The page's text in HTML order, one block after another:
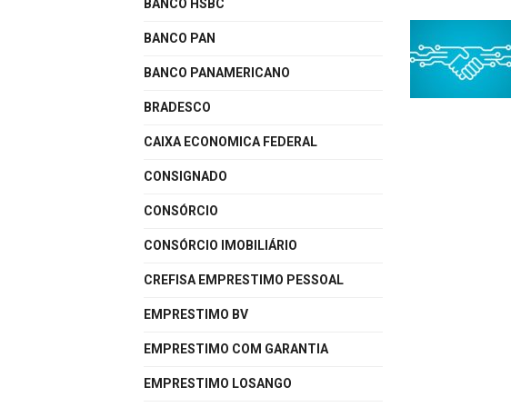
BANCO HSBC
BANCO PAN
BANCO PANAMERICANO
BRADESCO
CAIXA ECONOMICA FEDERAL
CONSIGNADO
CONSÓRCIO
CONSÓRCIO IMOBILIÁRIO
CREFISA EMPRESTIMO PESSOAL
EMPRESTIMO BV
EMPRESTIMO COM GARANTIA
EMPRESTIMO LOSANGO